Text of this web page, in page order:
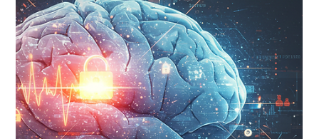
PAGO Networks